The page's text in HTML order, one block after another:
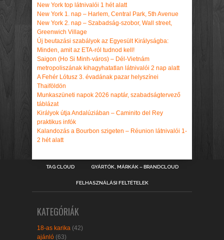
New York top látnivalói 1 hét alatt
New York 1. nap – Harlem, Central Park, 5th Avenue
New York 2. nap – Szabadság-szobor, Wall street,
Greenwich Village
Új beutazási szabályok az Egyesült Királyságba:
Minden, amit az ETA-ról tudnod kell!
Saigon (Ho Si Minh-város) – Dél-Vietnám
metropoliszának kihagyhatatlan látnivalói 2 nap alatt
A Fehér Lótusz 3. évadának pazar helyszínei
Thaiföldön
Munkaszüneti napok 2026 naptár, szabadságtervező
táblázat
Királyok útja Andalúziában – Caminito del Rey
praktikus infók
Kalandozás a Bourbon szigeten – Réunion látnivalói 1-
2 hét alatt
TAG CLOUD GYÁRTÓK, MÁRKÁK – BRANDCLOUD
FELHASZNÁLÁSI FELTÉTELEK
KATEGÓRIÁK
18-as karika (42)
ajánló (63)